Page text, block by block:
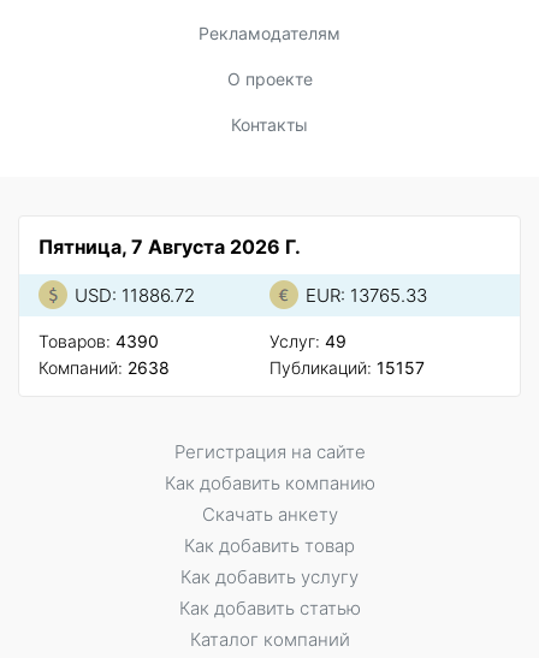
Рекламодателям
О проекте
Контакты
Пятница, 7 Августа 2026 Г.
USD: 11886.72 EUR: 13765.33
Товаров: 4390
Компаний: 2638
Услуг: 49
Публикаций: 15157
Регистрация на сайте
Как добавить компанию
Скачать анкету
Как добавить товар
Как добавить услугу
Как добавить статью
Каталог компаний